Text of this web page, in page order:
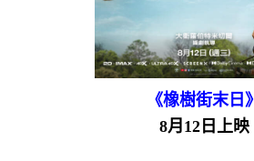
《橡樹街末日》
8月12日上映